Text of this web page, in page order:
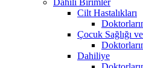
Cilt Hastalıkları
Çocuk Sağlığı
Dahiliye